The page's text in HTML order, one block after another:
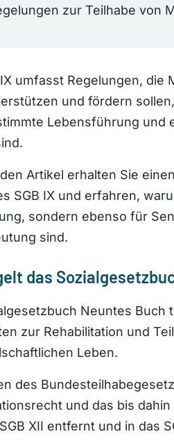
zur Teilhabe von
IX umfasst Regelungen,
und fördern
Lebensführung und
Artikel erhalten Sie
SGB IX und erfahren,
sondern ebenso für
sind.
das
Neuntes Buch
zur Rehabilitation und
Leben.
des
und das bis
XII entfernt und in das